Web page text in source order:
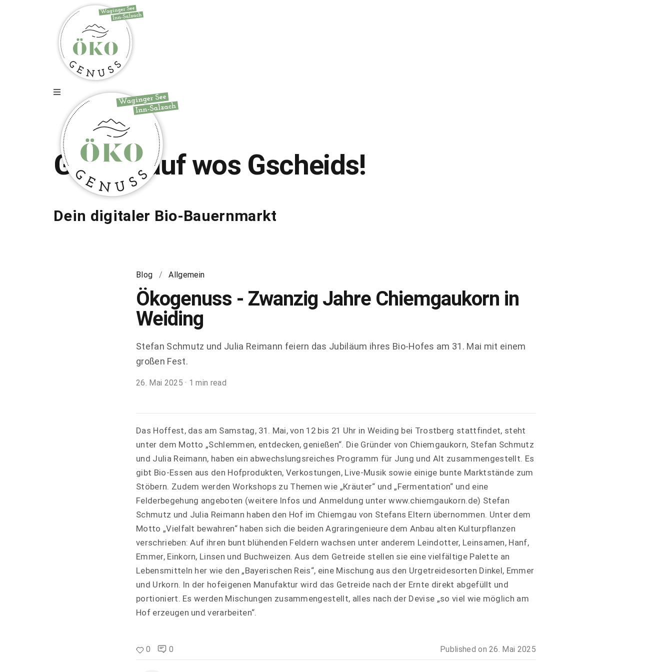
Zur Webseite
Gfrei di auf wos Gscheids!
Dein digitaler Bio-Bauernmarkt
Blog / Allgemein
Ökogenuss - Zwanzig Jahre Chiemgaukorn in
Weiding
Stefan Schmutz und Julia Reimann feiern das Jubiläum ihres Bio-Hofes am 31. Mai mit einem
großen Fest.
26. Mai 2025 · 1 min read
Das Hoffest, das am Samstag, 31. Mai, von 12 bis 21 Uhr in Weiding bei Trostberg stattfindet, steht
unter dem Motto „Schlemmen, entdecken, genießen“. Die Gründer von Chiemgaukorn, Stefan Schmutz
und Julia Reimann, haben ein abwechslungsreiches Programm für Jung und Alt zusammengestellt. Es
gibt Bio-Essen aus den Hofprodukten, Verkostungen, Live-Musik sowie einige bunte Marktstände zum
Stöbern. Zudem werden Workshops zu Themen wie „Kräuter“ und „Fermentation“ und eine
Felderbegehung angeboten (weitere Infos und Anmeldung unter www.chiemgaukorn.de) Stefan
Schmutz und Julia Reimann haben den Hof im Chiemgau von Stefans Eltern übernommen. Unter dem
Motto „Vielfalt bewahren“ haben sich die beiden Agraringenieure dem Anbau alten Kulturpflanzen
verschrieben: Auf ihren bunt blühenden Feldern wachsen unter anderem Leindotter, Leinsamen, Hanf,
Emmer, Einkorn, Linsen und Buchweizen. Aus dem Getreide stellen sie eine vielfältige Palette an
Lebensmitteln her wie den „Bayerischen Reis“, eine Mischung aus den Urgetreidesorten Dinkel, Emmer
und Urkorn. In der hofeigenen Manufaktur wird das Getreide nach der Ernte direkt abgefüllt und
portioniert. Es werden Mischungen zusammengestellt, alles nach der Devise „so viel wie möglich am
Hof erzeugen und verarbeiten“.
0 0 Published on 26. Mai 2025